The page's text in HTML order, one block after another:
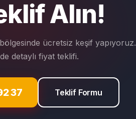
Alın!
ücretsiz keşif yapıyoruz.
detaylı fiyat teklifi.
37 Teklif Formu